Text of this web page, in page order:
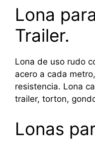
Lona
Trailer.
Lona de uso rudo
acero a cada
resistencia. Lona
trailer, torton,
Lonas